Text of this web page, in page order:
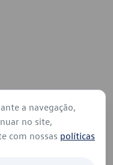
a navegação,
no site,
com nossas políticas